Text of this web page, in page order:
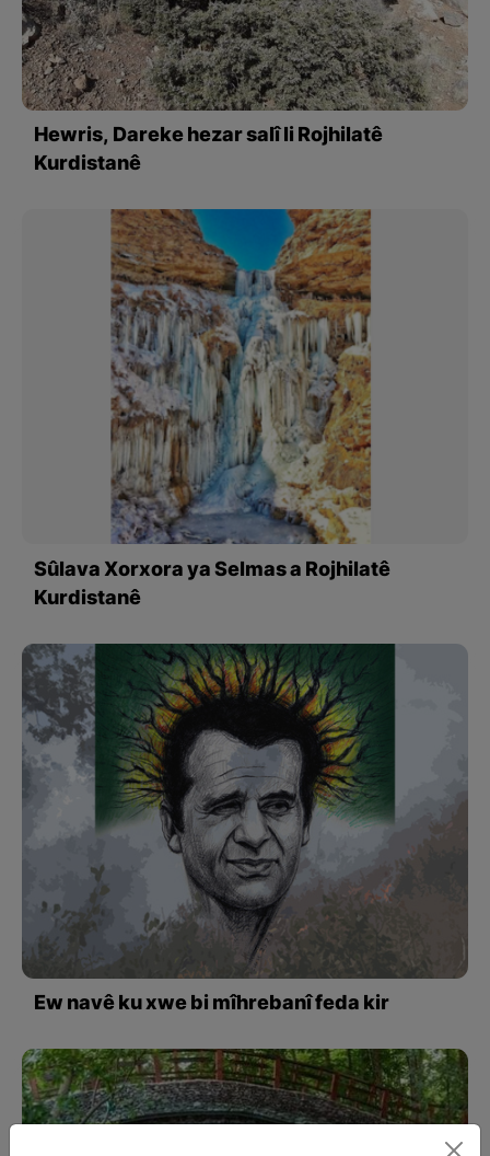
Hewris, Dareke hezar salî li Rojhilatê
Kurdistanê
Sûlava Xorxora ya Selmas a Rojhilatê
Kurdistanê
Ew navê ku xwe bi mîhrebanî feda kir